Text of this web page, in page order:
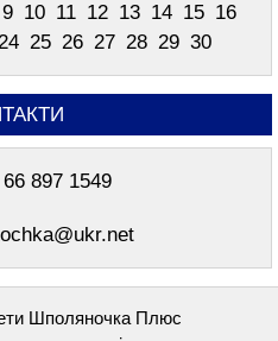
9 10 11 12 13 14 15 16
25 26 27 28 29 30
897 1549
Шполяночка Плюс